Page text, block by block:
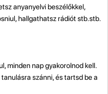
anyanyelvi beszélőkkel,
hallgathatsz rádiót stb.stb.
minden nap gyakorolnod kell.
szánni, és tartsd be a